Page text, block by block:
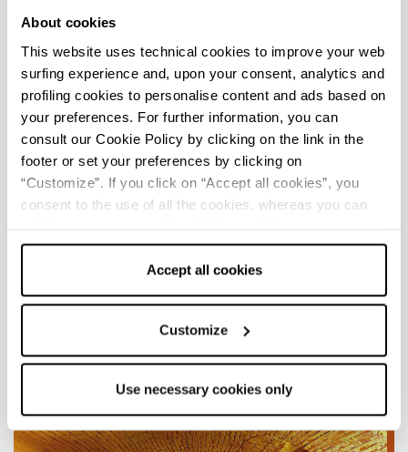
About cookies
This website uses technical cookies to improve your web
surfing experience and, upon your consent, analytics and
profiling cookies to personalise content and ads based on
your preferences. For further information, you can
consult our Cookie Policy by clicking on the link in the
footer or set your preferences by clicking on
“Customize”. If you click on “Accept all cookies”, you
consent to the use of all the cookies, whereas you can
cookies only” and only the technical cookies for the
correct functioning of the website will be used.
Accept all cookies
Customize
Use necessary cookies only
MUSEI DEL GUSTO DELL’EMILIA